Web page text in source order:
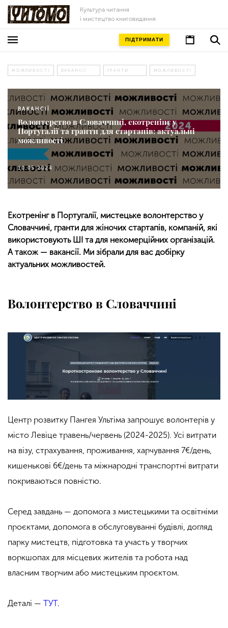
Культура читання
і мистецтво книговидання
ПІДТРИМАТИ
МОЖЛИВОСТІ ВАКАНСІЇ ГРАНТИ МОЖЛИВОСТІ
ВАКАНСІЇ
Волонтерство в Словаччині, екотренінг у
Португалії та гранти для стартапів: актуальні
можливості
10.05.2024
Екотренінг в Португалії, мистецьке волонтерство у
Словаччині, гранти для жіночих стартапів, компаній, які
використовують ШІ та для некомерційних організацій.
А також — вакансії. Ми зібрали для вас добірку
актуальних можливостей.
Волонтерство в Словаччині
Центр розвитку Пангея Ультіма запрошує волонтерів у
місто Левіце травень/червень (2024-2025). Усі витрати
на візу, страхування, проживання, харчування 7€/день,
кишенькові 6€/день та міжнародні транспортні витрати
покриваються повністю.
Серед завдань — допомога з мистецькими та освітніми
проєктами, допомога в обслуговуванні будівлі, догляд
парку мистецтв, підготовка та участь у творчих
воркшопах для місцевих жителів та робота над
власним творчим або мистецьким проєктом.
Деталі — ТУТ.